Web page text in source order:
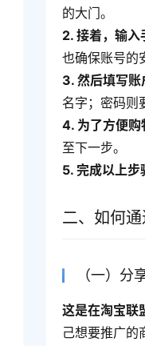
的大门。
2. 接着，输
也确保账号的
3. 然后填写账
名字；密码则
4. 为了方便购
至下一步。
5. 完成以上步
二、如何
（一）分
这是在淘宝联
己想要推广的